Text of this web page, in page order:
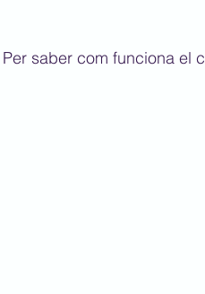
Per saber com funciona el